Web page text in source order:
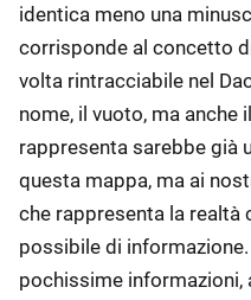
identica meno una
corrisponde al concetto
volta rintracciabile nel
nome, il vuoto, ma anche
rappresenta sarebbe già
questa mappa, ma ai
che rappresenta la realtà
possibile di
pochissime informazioni,